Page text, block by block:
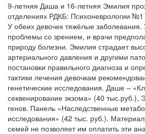
9-летняя Даша и 16-летняя Эмилия
отделениях РДКБ: Психоневрологии
У обеих девочек тяжёлые
проблемы со зрением, и врачи
природу болезни. Эмилия страдает
артериального давления и другими
постановки правильного диагноза и
тактики лечения девочкам
генетические исследования. Даше –
секвенирование экзома» (40 тыс.руб.),
генов. Панель «Наследственные
исследования» (42 тыс. руб.).
семей не позволяет им оплатить эти